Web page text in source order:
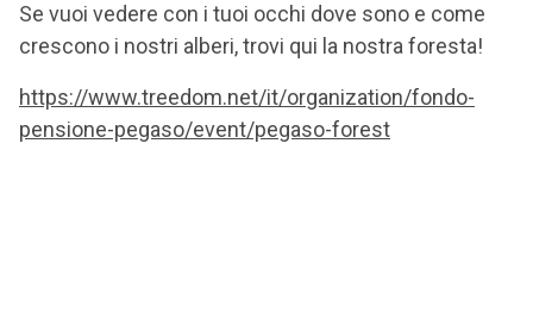
Se vuoi vedere con i tuoi occhi dove sono e come
crescono i nostri alberi, trovi qui la nostra foresta!
https://www.treedom.net/it/organization/fondo-
pensione-pegaso/event/pegaso-forest